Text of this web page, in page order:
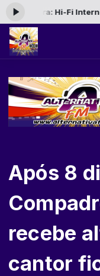
Hi-Fi Internet
Após 8
recebe
cantor